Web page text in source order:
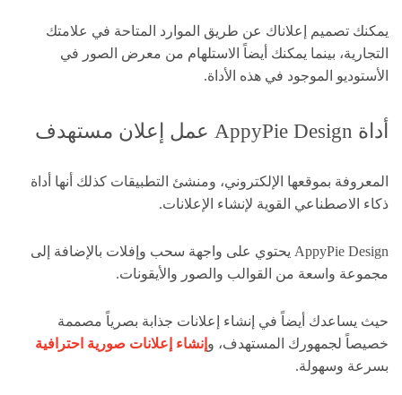
يمكنك تصميم إعلاناك عن طريق الموارد المتاحة في علامتك
التجارية، بينما يمكنك أيضاً الاستلهام من معرض الصور في
الأستوديو الموجود في هذه الأداة.
أداة AppyPie Design عمل إعلان مستهدف
المعروفة بموقعها الإلكتروني، ومنشئ التطبيقات كذلك أنها أداة
ذكاء الاصطناعي القوية لإنشاء الإعلانات.
AppyPie Design يحتوي على واجهة سحب وإفلات بالإضافة إلى
مجموعة واسعة من القوالب والصور والأيقونات.
حيث يساعدك أيضاً في إنشاء إعلانات جذابة بصرياً مصممة
خصيصاً لجمهورك المستهدف، و إنشاء إعلانات صورية احترافية
بسرعة وسهولة.